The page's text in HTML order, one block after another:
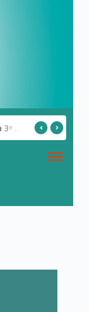
Lancement officiel de la 3ᵉ édition de la Semaine du Numérique.